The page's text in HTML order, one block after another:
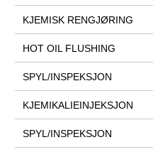
KJEMISK RENGJØRING
HOT OIL FLUSHING
SPYL/INSPEKSJON
KJEMIKALIEINJEKSJON
SPYL/INSPEKSJON